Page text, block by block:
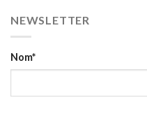
NEWSLETTER
Nom*